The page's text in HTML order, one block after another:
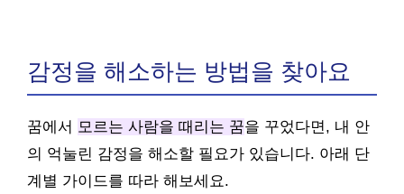
감정을 해소하는 방법을 찾아요
꿈에서 모르는 사람을 때리는 꿈을 꾸었다면, 내 안
의 억눌린 감정을 해소할 필요가 있습니다. 아래 단
계별 가이드를 따라 해보세요.